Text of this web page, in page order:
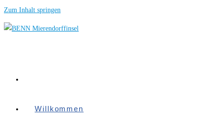
Zum Inhalt springen
Willkommen